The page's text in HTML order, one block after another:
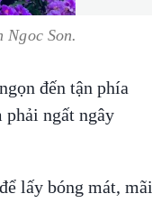
Ngoc Son.
đến tận phía
ngất ngây
lấy bóng mát, mãi